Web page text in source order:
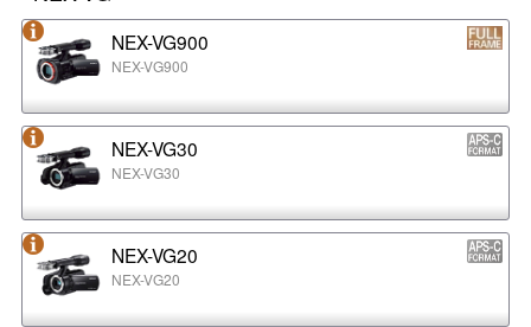
NEX-VG900
NEX-VG900
NEX-VG30
NEX-VG30
NEX-VG20
NEX-VG20